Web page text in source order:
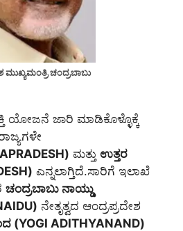
ಮುಖ್ಯಮಂತ್ರಿ ಚಂದ್ರಬಾಬು
ಯೋಜನೆ ಜಾರಿ ಮಾಡಿಕೊಳ್ಳೊಕ್ಕೆ
ಮತ್ತು ಉತ್ತರ
ಎನ್ನಲಾಗ್ತಿದೆ.ಸಾರಿಗೆ ಇಲಾಖೆ
ಚಂದ್ರಬಾಬು ನಾಯ್ಡು
ನೇತೃತ್ವದ ಆಂದ್ರಪ್ರದೇಶ
(YOGI ADITHYANAND)